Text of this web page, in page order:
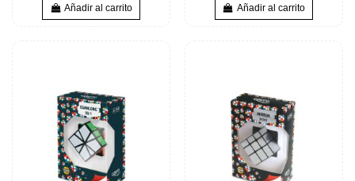
Añadir al carrito Añadir al carrito